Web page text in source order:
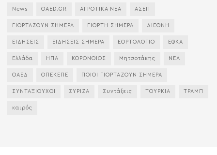
News OAED.GR ΑΓΡΟΤΙΚΑ ΝΕΑ ΑΣΕΠ
ΓΙΟΡΤΑΖΟΥΝ ΣΗΜΕΡΑ ΓΙΟΡΤΗ ΣΗΜΕΡΑ ΔΙΕΘΝΗ
ΕΙΔΗΣΕΙΣ ΕΙΔΗΣΕΙΣ ΣΗΜΕΡΑ ΕΟΡΤΟΛΟΓΙΟ ΕΦΚΑ
Ελλάδα ΗΠΑ ΚΟΡΟΝΟΙΟΣ Μητσοτάκης ΝΕΑ
ΟΑΕΔ ΟΠΕΚΕΠΕ ΠΟΙΟΙ ΓΙΟΡΤΑΖΟΥΝ ΣΗΜΕΡΑ
ΣΥΝΤΑΞΙΟΥΧΟΙ ΣΥΡΙΖΑ Συντάξεις ΤΟΥΡΚΙΑ ΤΡΑΜΠ
καιρός